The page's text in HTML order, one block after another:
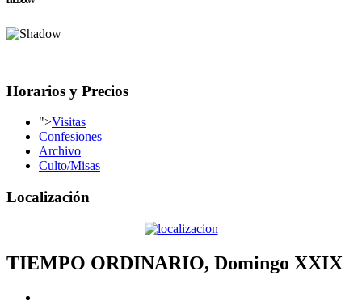
Horarios y Precios
">Visitas
Confesiones
Archivo
Culto/Misas
Localización
TIEMPO ORDINARIO, Domingo XXIX